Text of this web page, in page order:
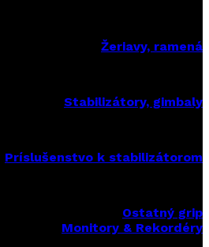
Žeriavy, ramená
Stabilizátory, gimbaly
Príslušenstvo k stabilizátorom
Ostatný grip
Monitory & Rekordéry